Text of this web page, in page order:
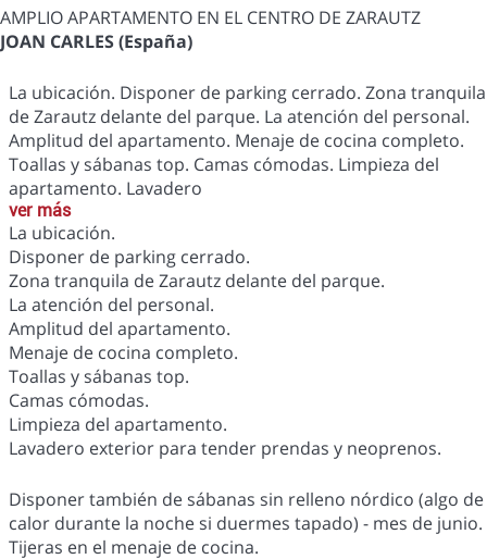
AMPLIO APARTAMENTO EN EL CENTRO DE ZARAUTZ
JOAN CARLES (España)
La ubicación. Disponer de parking cerrado. Zona tranquila
de Zarautz delante del parque. La atención del personal.
Amplitud del apartamento. Menaje de cocina completo.
Toallas y sábanas top. Camas cómodas. Limpieza del
apartamento. Lavadero
ver más
La ubicación.
Disponer de parking cerrado.
Zona tranquila de Zarautz delante del parque.
La atención del personal.
Amplitud del apartamento.
Menaje de cocina completo.
Toallas y sábanas top.
Camas cómodas.
Limpieza del apartamento.
Lavadero exterior para tender prendas y neoprenos.
Disponer también de sábanas sin relleno nórdico (algo de
calor durante la noche si duermes tapado) - mes de junio.
Tijeras en el menaje de cocina.